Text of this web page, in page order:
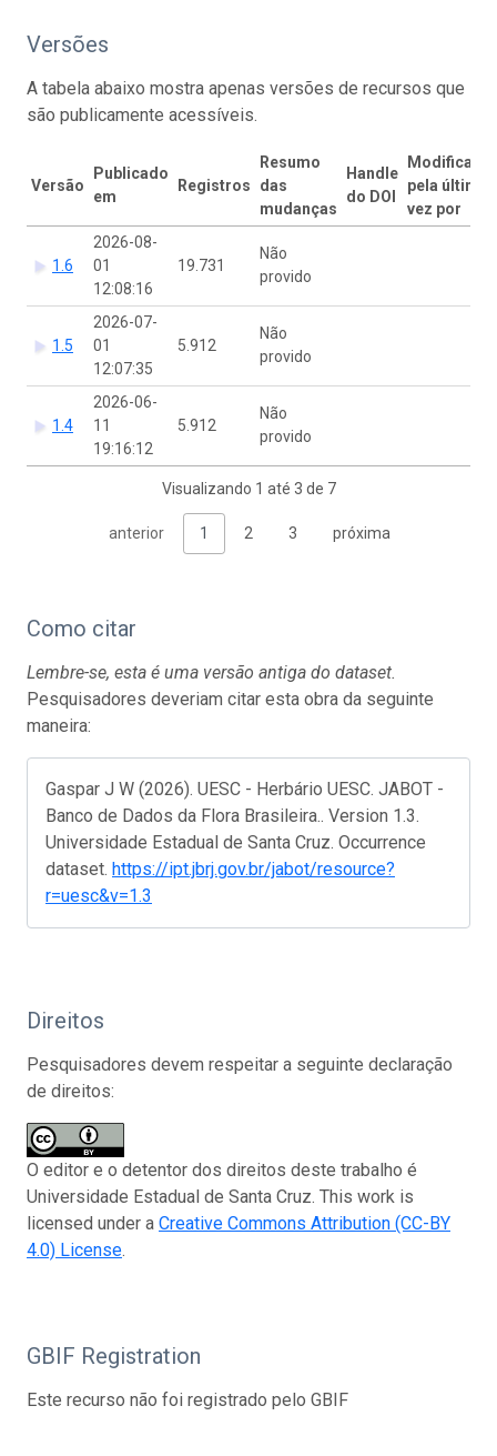
Versões
A tabela abaixo mostra apenas versões de recursos que
são publicamente acessíveis.
Versão
Publicado
em
Registros
Resumo
das
mudanças
Handle
do DOI
Modificado
pela última
vez por
1.6
2026-08-
01
12:08:16
19.731
Não
provido
1.5
2026-07-
01
12:07:35
5.912
Não
provido
1.4
2026-06-
11
19:16:12
5.912
Não
provido
Visualizando 1 até 3 de 7
anterior 1 2 3 próxima
Como citar
Lembre-se, esta é uma versão antiga do dataset.
Pesquisadores deveriam citar esta obra da seguinte
maneira:
Gaspar J W (2026). UESC - Herbário UESC. JABOT -
Banco de Dados da Flora Brasileira.. Version 1.3.
Universidade Estadual de Santa Cruz. Occurrence
dataset. https://ipt.jbrj.gov.br/jabot/resource?
r=uesc&v=1.3
Direitos
Pesquisadores devem respeitar a seguinte declaração
de direitos:
O editor e o detentor dos direitos deste trabalho é
Universidade Estadual de Santa Cruz. This work is
licensed under a Creative Commons Attribution (CC-BY
4.0) License.
GBIF Registration
Este recurso não foi registrado pelo GBIF